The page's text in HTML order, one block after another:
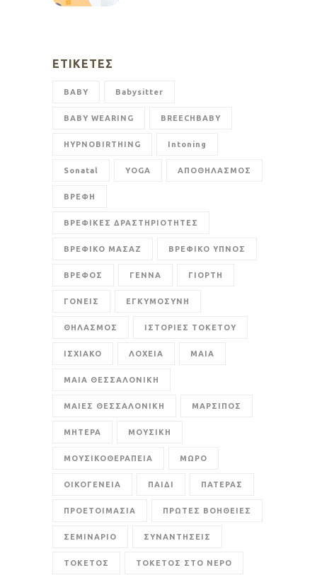
ΕΤΙΚΈΤΕΣ
BABY Babysitter
BABY WEARING BREECHBABY
HYPNOBIRTHING Intoning
Sonatal YOGA ΑΠΟΘΗΛΑΣΜΟΣ
ΒΡΕΦΗ
ΒΡΕΦΙΚΕΣ ΔΡΑΣΤΗΡΙΟΤΗΤΕΣ
ΒΡΕΦΙΚΟ ΜΑΣΑΖ ΒΡΕΦΙΚΟ ΥΠΝΟΣ
ΒΡΕΦΟΣ ΓΕΝΝΑ ΓΙΟΡΤΗ
ΓΟΝΕΙΣ ΕΓΚΥΜΟΣΥΝΗ
ΘΗΛΑΣΜΟΣ ΙΣΤΟΡΙΕΣ ΤΟΚΕΤΟΥ
ΙΣΧΙΑΚΟ ΛΟΧΕΙΑ ΜΑΙΑ
ΜΑΙΑ ΘΕΣΣΑΛΟΝΙΚΗ
ΜΑΙΕΣ ΘΕΣΣΑΛΟΝΙΚΗ ΜΑΡΣΙΠΟΣ
ΜΗΤΕΡΑ ΜΟΥΣΙΚΗ
ΜΟΥΣΙΚΟΘΕΡΑΠΕΙΑ ΜΩΡΟ
ΟΙΚΟΓΕΝΕΙΑ ΠΑΙΔΙ ΠΑΤΕΡΑΣ
ΠΡΟΕΤΟΙΜΑΣΙΑ ΠΡΩΤΕΣ ΒΟΗΘΕΙΕΣ
ΣΕΜΙΝΑΡΙΟ ΣΥΝΑΝΤΗΣΕΙΣ
ΤΟΚΕΤΟΣ ΤΟΚΕΤΟΣ ΣΤΟ ΝΕΡΟ